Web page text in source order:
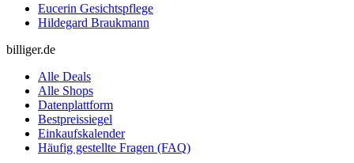
Eucerin Gesichtspflege
Hildegard Braukmann
billiger.de
Alle Deals
Alle Shops
Datenplattform
Bestpreissiegel
Einkaufskalender
Häufig gestellte Fragen (FAQ)